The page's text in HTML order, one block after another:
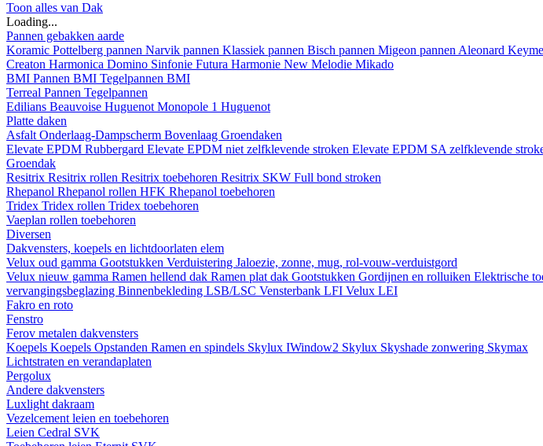
Toon alles van Dak
Loading...
Pannen gebakken aarde
Koramic Pottelberg pannen Narvik pannen Klassiek pannen Bisch pannen Migeon pannen Aleonard
Creaton Harmonica Domino Sinfonie Futura Harmonie New Melodie Mikado
BMI Pannen BMI Tegelpannen BMI
Terreal Pannen Tegelpannen
Edilians Beauvoise Huguenot Monopole 1 Huguenot
Platte daken
Asfalt Onderlaag-Dampscherm Bovenlaag Groendaken
Elevate EPDM Rubbergard Elevate EPDM niet zelfklevende stroken Elevate EPDM SA zelfklevende
Groendak
Resitrix Resitrix rollen Resitrix toebehoren Resitrix SKW Full bond stroken
Rhepanol Rhepanol rollen HFK Rhepanol toebehoren
Tridex Tridex rollen Tridex toebehoren
Vaeplan rollen toebehoren
Diversen
Dakvensters, koepels en lichtdoorlaten elem
Velux oud gamma Gootstukken Verduistering Jaloezie, zonne, mug, rol-vouw-verduistgord
Velux nieuw gamma Ramen hellend dak Ramen plat dak Gootstukken Gordijnen en rolluiken Elektrische
vervangingsbeglazing Binnenbekleding LSB/LSC Vensterbank LFI Velux LEI
Fakro en roto
Fenstro
Ferov metalen dakvensters
Koepels Koepels Opstanden Ramen en spindels Skylux IWindow2 Skylux Skyshade zonwering Skymax
Lichtstraten en verandaplaten
Pergolux
Andere dakvensters
Luxlight dakraam
Vezelcement leien en toebehoren
Leien Cedral SVK